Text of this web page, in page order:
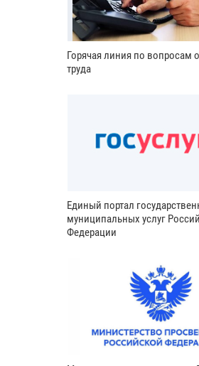
Горячая линия по вопросам
труда
Единый портал
муниципальных услуг
Федерации